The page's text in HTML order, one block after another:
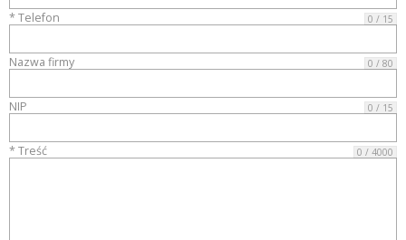
* Telefon 0 / 15
Nazwa firmy 0 / 80
NIP 0 / 15
* Treść 0 / 4000